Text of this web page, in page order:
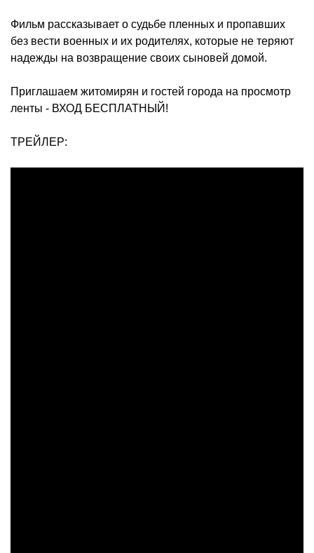
Фильм рассказывает о судьбе пленных и пропавших
без вести военных и их родителях, которые не теряют
надежды на возвращение своих сыновей домой.
Приглашаем житомирян и гостей города на просмотр
ленты - ВХОД БЕСПЛАТНЫЙ!
ТРЕЙЛЕР: